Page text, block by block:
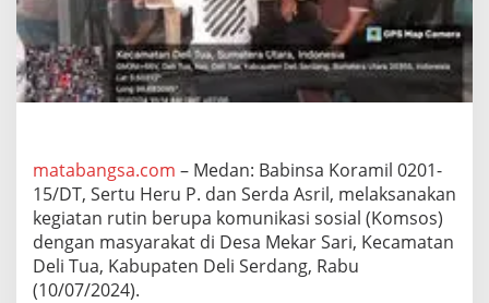
1
/
D
T
T
g
k
a
t
k
a
matabangsa.com – Medan: Babinsa Koramil 0201-
15/DT, Sertu Heru P. dan Serda Asril, melaksanakan
kegiatan rutin berupa komunikasi sosial (Komsos)
dengan masyarakat di Desa Mekar Sari, Kecamatan
Deli Tua, Kabupaten Deli Serdang, Rabu
(10/07/2024).